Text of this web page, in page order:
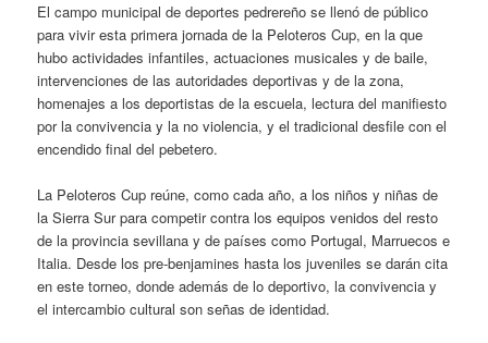
El campo municipal de deportes pedrereño se llenó de público
para vivir esta primera jornada de la Peloteros Cup, en la que
hubo actividades infantiles, actuaciones musicales y de baile,
intervenciones de las autoridades deportivas y de la zona,
homenajes a los deportistas de la escuela, lectura del manifiesto
por la convivencia y la no violencia, y el tradicional desfile con el
encendido final del pebetero.
La Peloteros Cup reúne, como cada año, a los niños y niñas de
la Sierra Sur para competir contra los equipos venidos del resto
de la provincia sevillana y de países como Portugal, Marruecos e
Italia. Desde los pre-benjamines hasta los juveniles se darán cita
en este torneo, donde además de lo deportivo, la convivencia y
el intercambio cultural son señas de identidad.